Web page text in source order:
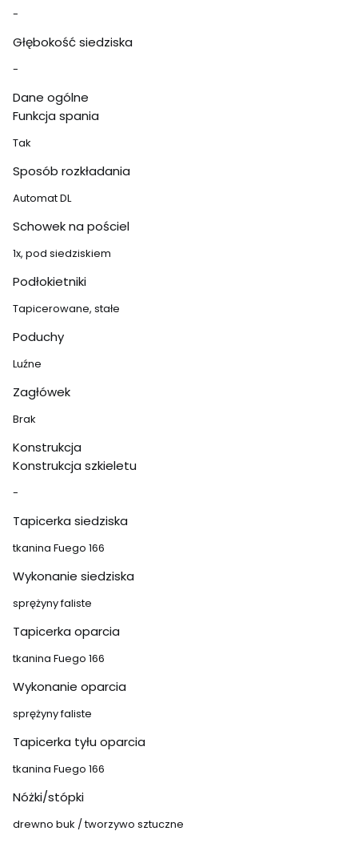
-
Głębokość siedziska
-
Dane ogólne
Funkcja spania
Tak
Sposób rozkładania
Automat DL
Schowek na pościel
1x, pod siedziskiem
Podłokietniki
Tapicerowane, stałe
Poduchy
Luźne
Zagłówek
Brak
Konstrukcja
Konstrukcja szkieletu
-
Tapicerka siedziska
tkanina Fuego 166
Wykonanie siedziska
sprężyny faliste
Tapicerka oparcia
tkanina Fuego 166
Wykonanie oparcia
sprężyny faliste
Tapicerka tyłu oparcia
tkanina Fuego 166
Nóżki/stópki
drewno buk / tworzywo sztuczne